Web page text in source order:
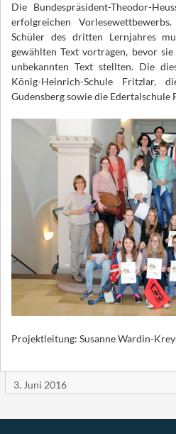
Die Bundespräsident-Theodor-
erfolgreichen
Schüler des dritten Lernjahres
gewählten Text vortragen, bevor
unbekannten Text stellten. Die
König-Heinrich-Schule Fritzlar,
Gudensberg sowie die Edertalschule
Projektleitung: Susanne Wardin-
3. Juni 2016